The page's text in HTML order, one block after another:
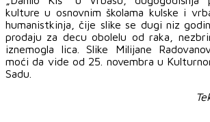
kulture u osnovnim školama kulske i
humanistkinja, čije slike se dugi niz
prodaju za decu obolelu od raka,
iznemogla lica. Slike Milijane
moći da vide od 25. novembra u
Sadu.